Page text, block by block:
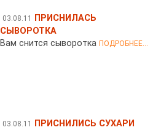
03.08.11
ПРИСНИЛАСЬ
СЫВОРОТКА
Вам снится сыворотка ПОДРОБНЕЕ...
03.08.11
ПРИСНИЛИСЬ СУХАРИ